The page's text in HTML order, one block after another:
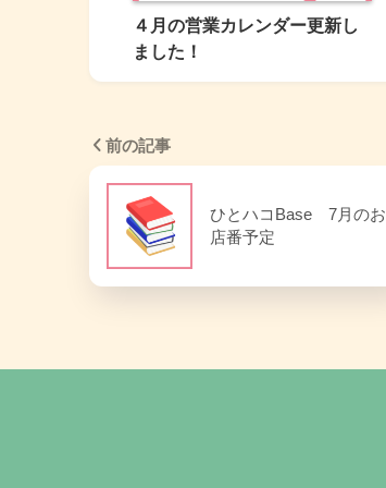
４月の営業カレンダー更新し
ました！
前の記事
ひとハコBase 7月のお
店番予定